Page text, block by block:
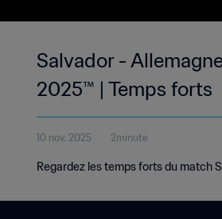
Salvador -
2025™ | Temps forts
10 nov. 2025 2minute
Regardez les temps forts du match